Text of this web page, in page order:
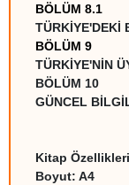
BÖLÜM 8.1
TÜRKİYE'DEKİ
BÖLÜM 9
TÜRKİYE'NİN
BÖLÜM 10
GÜNCEL
Kitap Özellikleri
Boyut: A4